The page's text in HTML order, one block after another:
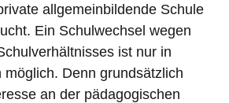
allgemeinbildende Schule
Ein Schulwechsel wegen
ist nur in
möglich. Denn grundsätzlich
an der pädagogischen